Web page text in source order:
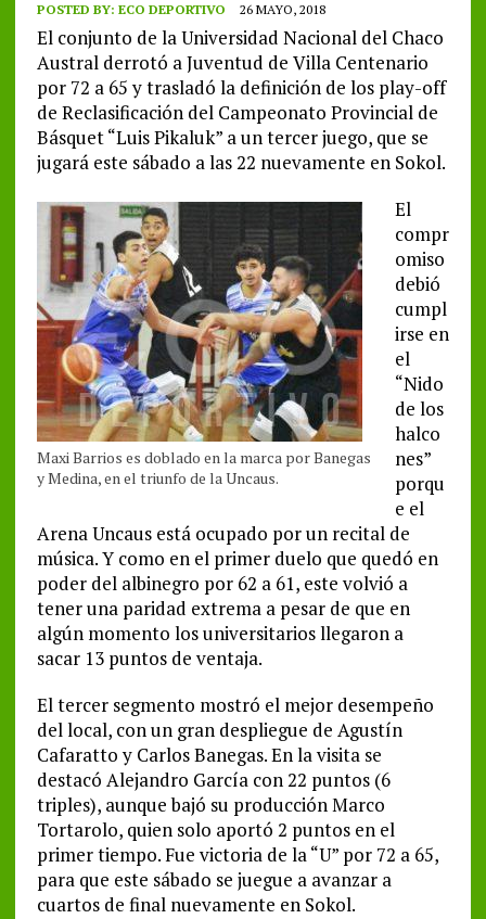
POSTED BY: ECO DEPORTIVO 26 MAYO, 2018
El conjunto de la Universidad Nacional del Chaco
Austral derrotó a Juventud de Villa Centenario
por 72 a 65 y trasladó la definición de los play-off
de Reclasificación del Campeonato Provincial de
Básquet “Luis Pikaluk” a un tercer juego, que se
jugará este sábado a las 22 nuevamente en Sokol.
Maxi Barrios es doblado en la marca por Banegas
y Medina, en el triunfo de la Uncaus.
El
compr
omiso
debió
cumpl
irse en
el
“Nido
de los
halco
nes”
porqu
e el
Arena Uncaus está ocupado por un recital de
música. Y como en el primer duelo que quedó en
poder del albinegro por 62 a 61, este volvió a
tener una paridad extrema a pesar de que en
algún momento los universitarios llegaron a
sacar 13 puntos de ventaja.
El tercer segmento mostró el mejor desempeño
del local, con un gran despliegue de Agustín
Cafaratto y Carlos Banegas. En la visita se
destacó Alejandro García con 22 puntos (6
triples), aunque bajó su producción Marco
Tortarolo, quien solo aportó 2 puntos en el
primer tiempo. Fue victoria de la “U” por 72 a 65,
para que este sábado se juegue a avanzar a
cuartos de final nuevamente en Sokol.